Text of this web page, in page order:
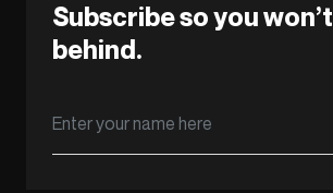
Subscribe so you
behind.